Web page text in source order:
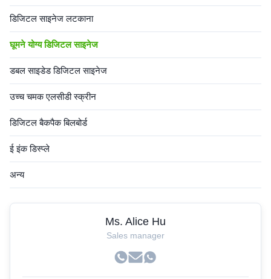
डिजिटल साइनेज लटकाना
घूमने योग्य डिजिटल साइनेज
डबल साइडेड डिजिटल साइनेज
उच्च चमक एलसीडी स्क्रीन
डिजिटल बैकपैक बिलबोर्ड
ई इंक डिस्प्ले
अन्य
Ms. Alice Hu
Sales manager